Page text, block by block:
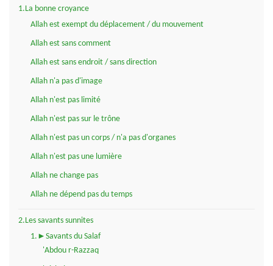
1.La bonne croyance
Allah est exempt du déplacement / du mouvement
Allah est sans comment
Allah est sans endroit / sans direction
Allah n'a pas d'image
Allah n'est pas limité
Allah n'est pas sur le trône
Allah n'est pas un corps / n'a pas d'organes
Allah n'est pas une lumière
Allah ne change pas
Allah ne dépend pas du temps
2.Les savants sunnites
1.►Savants du Salaf
'Abdou r-Razzaq